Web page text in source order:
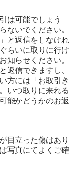
は可能でしょう
ないでください。
と返信をしなけれ
らいに取りに行け
知らせください。
返信できますし、
方には「お取引き
いつ取りに来れる
能かどうかのお返
目立った傷はあり
写真にてよくご確